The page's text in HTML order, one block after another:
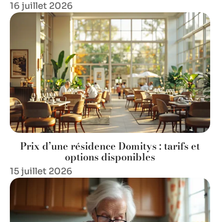
16 juillet 2026
Prix d’une résidence Domitys : tarifs et
options disponibles
15 juillet 2026